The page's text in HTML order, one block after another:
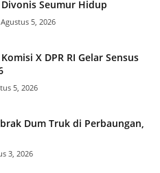
Seumur Hidup
Agustus 5, 2026
X DPR RI Gelar Sensus
5, 2026
Dum Truk di Perbaungan,
3, 2026